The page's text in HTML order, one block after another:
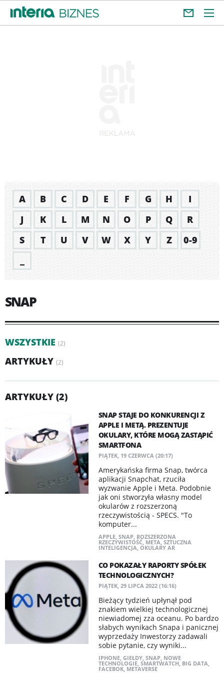
A B C D E F G H
I
J
K L M N O P Q
R
S
T U V W X Y Z
0-9
SNAP
WSZYSTKIE (2)
ARTYKUŁY (2)
ARTYKUŁY (2)
SNAP STAJE DO KONKURENCJI Z
APPLE I METĄ. PREZENTUJE
OKULARY, KTÓRE MOGĄ ZASTĄPIĆ
SMARTFONA
PIĄTEK, 19 CZERWCA (20:17)
Amerykańska firma Snap, twórca
aplikacji Snapchat, rzuciła
wyzwanie Apple i Meta. Podobnie
jak oni stworzyła własny model
okularów z rozszerzoną
rzeczywistością - SPECS. "To
komputer...
APPLE, SNAP, ROZSZERZONA
RZECZYWISTOŚĆ, META, SZTUCZNA
INTELIGENCJA, OKULARY AR
CO POKAZAŁY RAPORTY SPÓŁEK
TECHNOLOGICZNYCH?
PIĄTEK, 29 LIPCA 2022 (16:16)
Bieżący tydzień upłynął pod
znakiem wielkiej technologicznej
niewiadomej zza oceanu. Po bardzo
słabych wynikach Snapa i panicznej
wyprzedaży Inwestorzy zadawali
sobie pytanie, czy wyniki...
IPHONE, GIEŁDY, SNAP, NOWE
TECHNOLOGIE, SMARTWATCH, BIG DATA,
FACEBOK, METAVERSE